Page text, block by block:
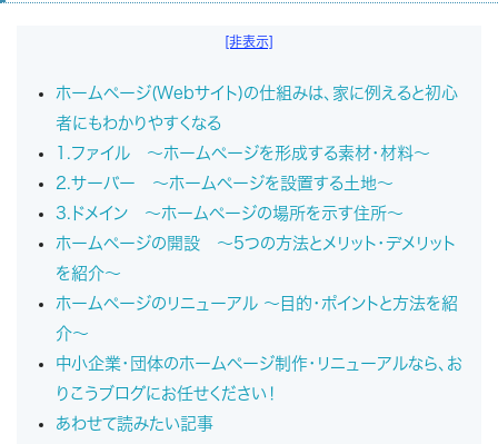
[非表示]
ホームページ(Webサイト)の仕組みは、家に例えると初心
者にもわかりやすくなる
1.ファイル ～ホームページを形成する素材・材料～
2.サーバー ～ホームページを設置する土地～
3.ドメイン ～ホームページの場所を示す住所～
ホームページの開設 ～5つの方法とメリット・デメリット
を紹介～
ホームページのリニューアル ～目的・ポイントと方法を紹
介～
中小企業・団体のホームページ制作・リニューアルなら、お
りこうブログにお任せください！
あわせて読みたい記事